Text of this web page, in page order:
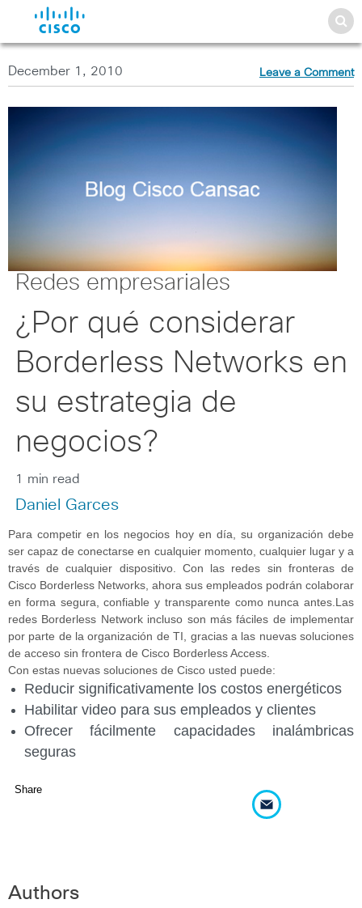
December 1, 2010 Leave a Comment
Redes empresariales
¿Por qué considerar
Borderless Networks en
su estrategia de
negocios?
1 min read
Daniel Garces
Para competir en los negocios hoy en día, su organización debe
ser capaz de conectarse en cualquier momento, cualquier lugar y a
través de cualquier dispositivo. Con las redes sin fronteras de
Cisco Borderless Networks, ahora sus empleados podrán colaborar
en forma segura, confiable y transparente como nunca antes. Las
redes Borderless Network incluso son más fáciles de implementar
por parte de la organización de TI, gracias a las nuevas soluciones
de acceso sin frontera de Cisco Borderless Access.
Con estas nuevas soluciones de Cisco usted puede:
Reducir significativamente los costos energéticos
Habilitar video para sus empleados y clientes
Ofrecer fácilmente capacidades inalámbricas
seguras
Share
Authors